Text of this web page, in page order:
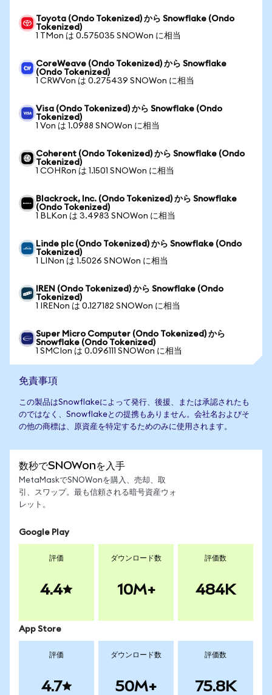
Toyota (Ondo Tokenized) から Snowflake (Ondo
Tokenized)
1 TMon は 0.575035 SNOWon に相当
CoreWeave (Ondo Tokenized) から Snowflake
(Ondo Tokenized)
1 CRWVon は 0.275439 SNOWon に相当
Visa (Ondo Tokenized) から Snowflake (Ondo
Tokenized)
1 Von は 1.0988 SNOWon に相当
Coherent (Ondo Tokenized) から Snowflake (Ondo
Tokenized)
1 COHRon は 1.1501 SNOWon に相当
Blackrock, Inc. (Ondo Tokenized) から Snowflake
(Ondo Tokenized)
1 BLKon は 3.4983 SNOWon に相当
Linde plc (Ondo Tokenized) から Snowflake (Ondo
Tokenized)
1 LINon は 1.5026 SNOWon に相当
IREN (Ondo Tokenized) から Snowflake (Ondo
Tokenized)
1 IRENon は 0.127182 SNOWon に相当
Super Micro Computer (Ondo Tokenized) から
Snowflake (Ondo Tokenized)
1 SMCIon は 0.096111 SNOWon に相当
免責事項
この製品はSnowflakeによって発行、後援、または承認されたも
のではなく、Snowflakeとの提携もありません。会社名およびそ
の他の商標は、原資産を特定するためのみに使用されます。
数秒でSNOWonを入手
MetaMaskでSNOWonを購入、売却、取
引、スワップ。最も信頼される暗号資産ウォ
レット。
Google Play
評価
4.4
ダウンロード数
10M+
評価数
484K
App Store
評価
4.7
ダウンロード数
50M+
評価数
75.8K